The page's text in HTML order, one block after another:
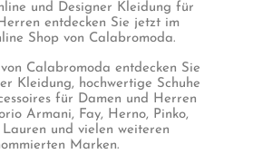
und Designer Kleidung für
entdecken Sie jetzt im
Shop von Calabromoda.
Calabromoda entdecken Sie
Kleidung, hochwertige Schuhe
für Damen und Herren
Armani, Fay, Herno, Pinko,
und vielen weiteren
Marken.